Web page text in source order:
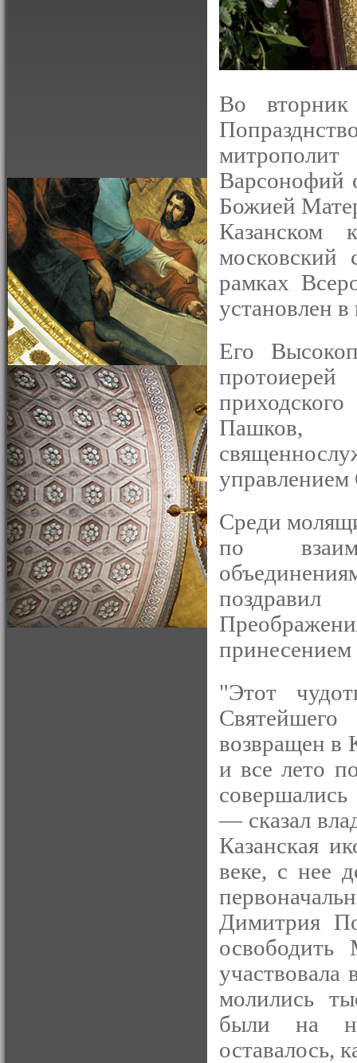
Во
митрополит
Варсонофий
Божией
Казанском
московский
рамках
установлен в
Его
Cреди
по
"Этот
возвращен в
и все лето
— сказал
Казанская
веке, с нее
Димитрия
освободить
молились
были на
оставалось,